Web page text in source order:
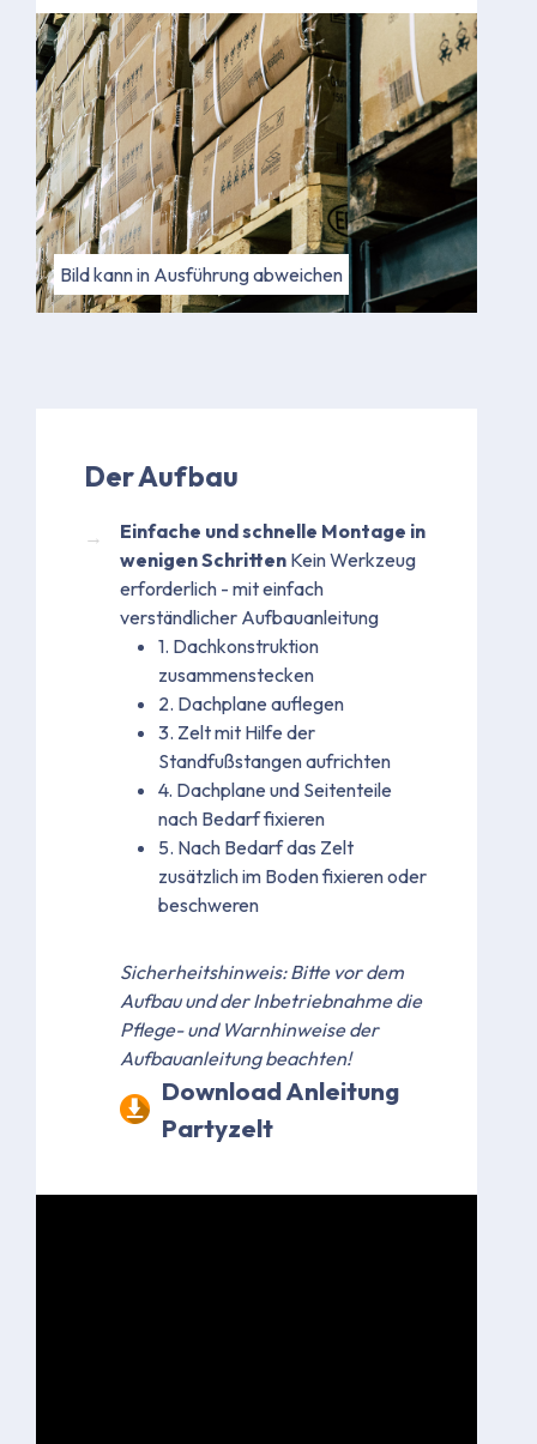
Bild kann in Ausführung abweichen
Der Aufbau
Einfache und schnelle Montage in
wenigen Schritten Kein Werkzeug
erforderlich - mit einfach
verständlicher Aufbauanleitung
1. Dachkonstruktion
zusammenstecken
2. Dachplane auflegen
3. Zelt mit Hilfe der
Standfußstangen aufrichten
4. Dachplane und Seitenteile
nach Bedarf fixieren
5. Nach Bedarf das Zelt
zusätzlich im Boden fixieren oder
beschweren
Sicherheitshinweis: Bitte vor dem
Aufbau und der Inbetriebnahme die
Pflege- und Warnhinweise der
Aufbauanleitung beachten!
Download Anleitung
Partyzelt